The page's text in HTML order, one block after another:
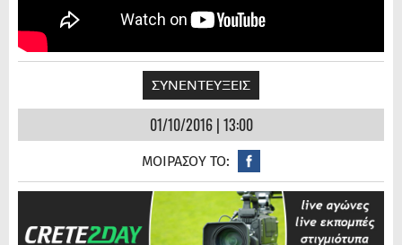
ΣΥΝΕΝΤΕΥΞΕΙΣ
01/10/2016 | 13:00
ΜΟΙΡΑΣΟΥ ΤΟ: